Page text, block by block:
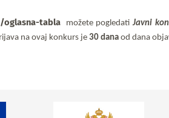
tabla možete pogledati Javni
na ovaj konkurs je 30 dana od dana